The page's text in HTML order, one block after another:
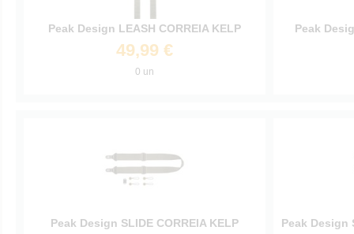
Peak Design LEASH CORREIA KELP
49,99 €
0 un
Peak
Peak Design SLIDE CORREIA KELP Peak Design